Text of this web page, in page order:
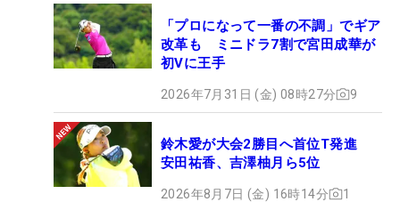
「プロになって一番の不調」でギア
改革も ミニドラ7割で宮田成華が
初Vに王手
2026年7月31日 (金) 08時27分 9
鈴木愛が大会2勝目へ首位T発進
安田祐香、吉澤柚月ら5位
2026年8月7日 (金) 16時14分 1